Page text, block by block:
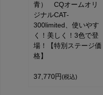
青） CQオームオリ
ジナルCAT-
300limited、使いやす
く！美しく！3色で登
場！【特別ステージ価
格】
37,770円 (税込)